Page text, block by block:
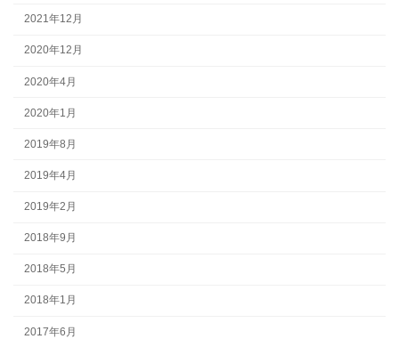
2021年12月
2020年12月
2020年4月
2020年1月
2019年8月
2019年4月
2019年2月
2018年9月
2018年5月
2018年1月
2017年6月